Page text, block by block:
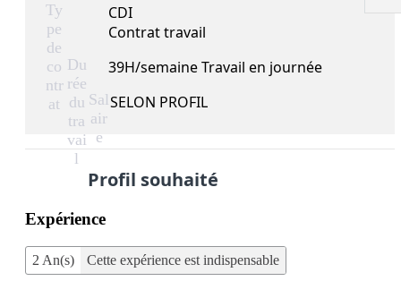
Ty
pe
de
co
ntr
at
CDI
Contrat travail
Du
rée
du
tra
vai
l
39H/semaine Travail en journée
Sal
air
e
SELON PROFIL
Profil souhaité
Expérience
2 An(s) Cette expérience est indispensable